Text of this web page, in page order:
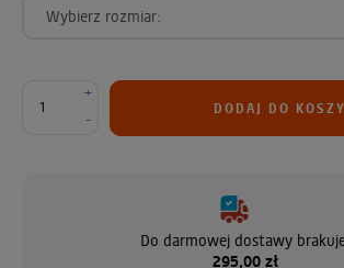
Wybierz rozmiar:
-
+
DODAJ DO
Do darmowej dostawy
295,00 zł